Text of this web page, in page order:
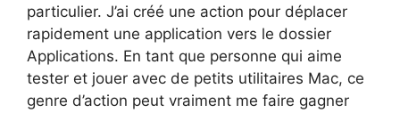
particulier. J’ai créé une action pour déplacer
rapidement une application vers le dossier
Applications. En tant que personne qui aime
tester et jouer avec de petits utilitaires Mac, ce
genre d’action peut vraiment me faire gagner